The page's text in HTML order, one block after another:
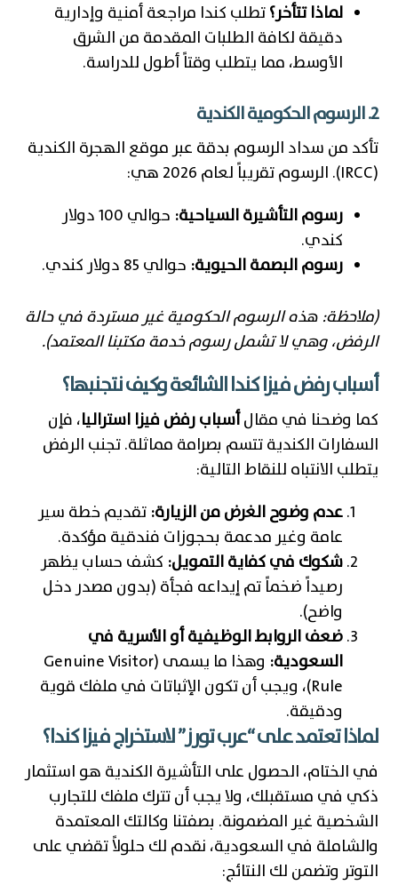
لماذا تتأخر؟تطلب كندا مراجعة أمنية وإدارية
دقيقة لكافة الطلبات المقدمة من الشرق
الأوسط، مما يتطلب وقتاً أطول للدراسة.
2. الرسوم الحكومية الكندية
تأكد من سداد الرسوم بدقة عبر موقع الهجرة الكندية
(IRCC). الرسوم تقريباً لعام 2026 هي:
رسوم التأشيرة السياحية:
حوالي 100 دولار
كندي.
رسوم البصمة الحيوية: حوالي 85 دولار كندي.
(ملاحظة: هذه الرسوم الحكومية غير مستردة في حالة
الرفض، وهي لا تشمل رسوم خدمة مكتبنا المعتمد).
أسباب رفض فيزا كندا الشائعة وكيف نتجنبها؟
كما وضحنا في مقالأسباب رفض فيزا استراليا، فإن
السفارات الكندية تتسم بصرامة مماثلة. تجنب الرفض
يتطلب الانتباه للنقاط التالية:
عدم وضوح الغرض من الزيارة: تقديم خطة سير
عامة وغير مدعمة بحجوزات فندقية مؤكدة.
شكوك في كفاية التمويل: كشف حساب يظهر
رصيداً ضخماً تم إيداعه فجأة (بدون مصدر دخل
واضح).
ضعف الروابط الوظيفية أو الأسرية في
السعودية:
وهذا ما يسمى (Genuine Visitor
Rule)، ويجب أن تكون الإثباتات في ملفك قوية
ودقيقة.
لماذا تعتمد على “عرب تورز” لاستخراج فيزا كندا؟
في الختام، الحصول على التأشيرة الكندية هو استثمار
ذكي في مستقبلك، ولا يجب أن تترك ملفك للتجارب
الشخصية غير المضمونة. بصفتنا وكالتك المعتمدة
والشاملة في السعودية، نقدم لك حلولاً تقضي على
التوتر وتضمن لك النتائج: